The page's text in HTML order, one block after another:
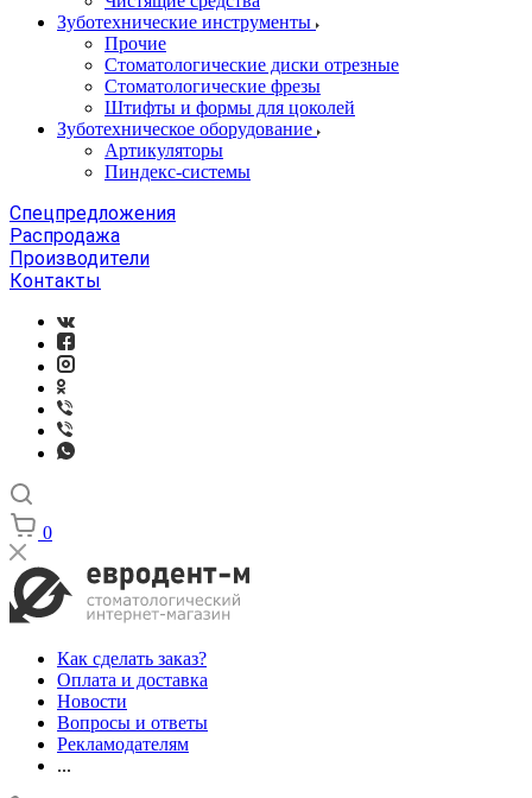
Зуботехнические инструменты
Прочие
Стоматологические диски отрезные
Стоматологические фрезы
Штифты и формы для цоколей
Зуботехническое оборудование
Артикуляторы
Пиндекс-системы
Спецпредложения
Распродажа
Производители
Контакты
0
Как сделать заказ?
Оплата и доставка
Новости
Вопросы и ответы
Рекламодателям
...